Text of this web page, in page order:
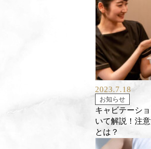
2023.7.18
お知らせ
キャビテーシ
いて解説！注
とは？